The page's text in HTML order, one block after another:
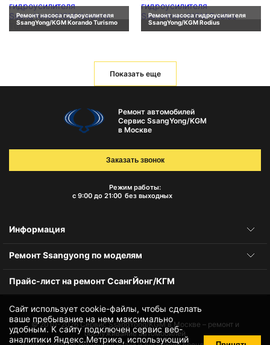
Ремонт насоса гидроусилителя
SsangYong/KGM Korando Turismo
Ремонт насоса гидроусилителя
SsangYong/KGM Rodius
Показать еще
Сайт использует cookie-файлы, чтобы сделать
ваше пребывание на нем максимально
удобным. К cайту подключен сервис веб-
аналитики Яндекс.Метрика, использующий
Ремонт автомобилей
Сервис SsangYong/KGM
в Москве
Режим работы:
с 9:00 до 21:00 без выходных
Заказать звонок
Информация
Ремонт Ssangyong по моделям
Прайс-лист на ремонт СсангЙонг/КГМ
© 2010-2026Сервис SsangYong/KGM в Москве – ремонт и
обслуживание автомобилей